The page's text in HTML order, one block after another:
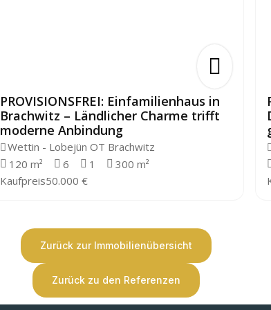
PROVISIONSFREI: Einfamilienhaus in
Brachwitz – Ländlicher Charme trifft
moderne Anbindung
Wettin - Lobejün OT Brachwitz
120 m²
6 1
300 m²
Kaufpreis50.000 €
Zurück zur Immobilienübersicht
Zurück zu den Referenzen